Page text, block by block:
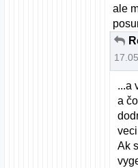
ale
...a
a
Ak